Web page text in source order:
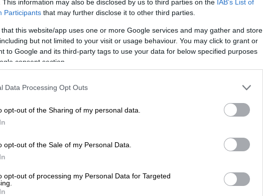
This information may also be disclosed by us to third parties on the IAB’s List of
Participants that may further disclose it to other third parties.
that this website/app uses one or more Google services and may gather and store
but not limited to your visit or usage behaviour. You may click to grant or
to Google and its third-party tags to use your data for below specified purposes
consent section.
Data Processing Opt Outs
opt-out of the Sharing of my personal data.
opt-out of the Sale of my Personal Data.
opt-out of processing my Personal Data for Targeted
Ελλάδα 14.06.2019 22:23
Βασίλης Παλαιοκώστας: Δεν έχω
σχέση με την βόμβα στον
Βασιλάκη (vid)
το βιβλίο του αναλυτικά τη δράση
διαπράξει